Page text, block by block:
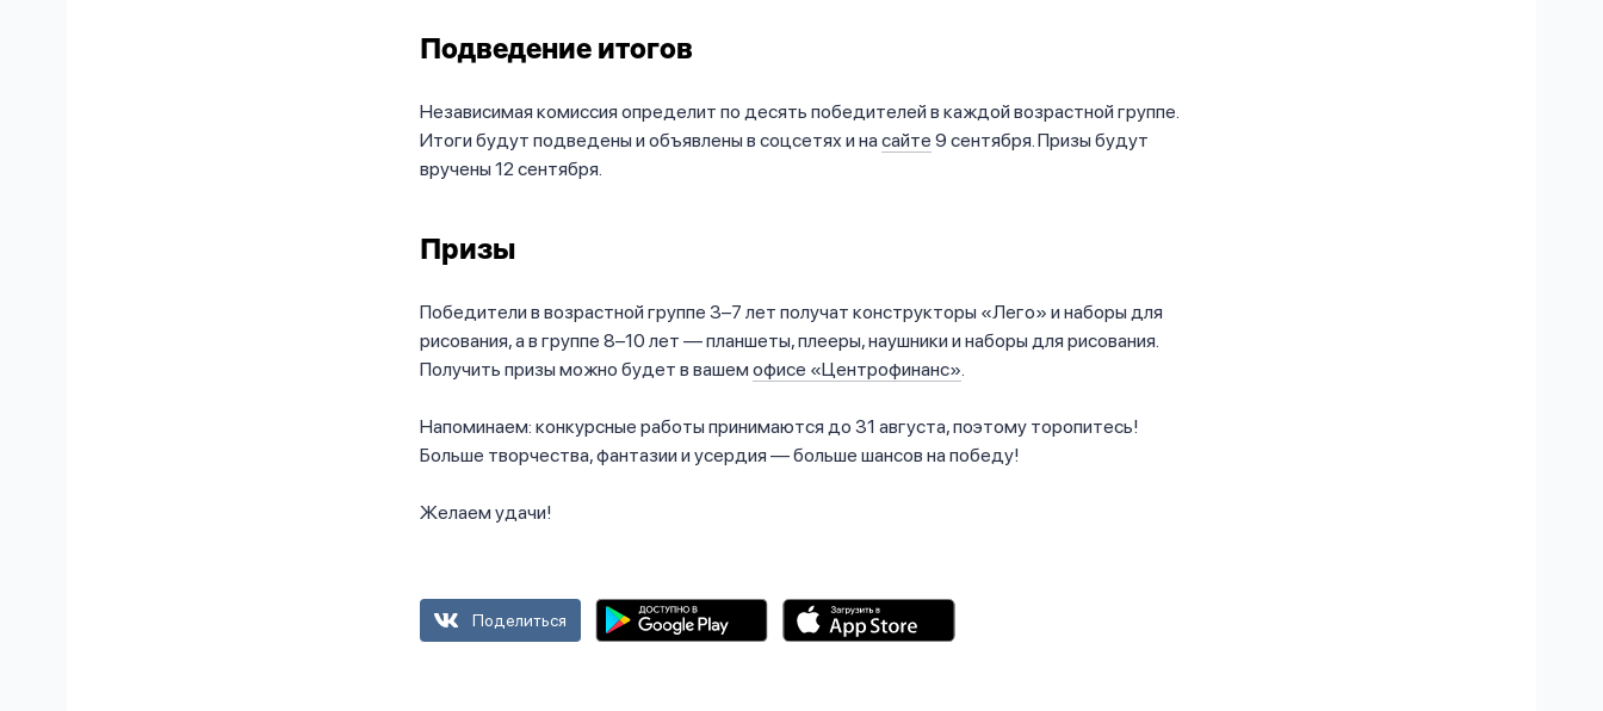
Подведение итогов
Независимая комиссия определит по десять победителей в каждой возрастной группе.
Итоги будут подведены и объявлены в соцсетях и на сайте 9 сентября. Призы будут
вручены 12 сентября.
Призы
Победители в возрастной группе 3–7 лет получат конструкторы «Лего» и наборы для
рисования, а в группе 8–10 лет — планшеты, плееры, наушники и наборы для рисования.
Получить призы можно будет в вашем офисе «Центрофинанс».
Напоминаем: конкурсные работы принимаются до 31 августа, поэтому торопитесь!
Больше творчества, фантазии и усердия — больше шансов на победу!
Желаем удачи!
Поделиться